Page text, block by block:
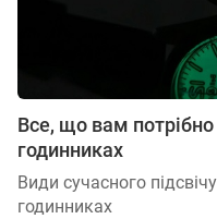
Все, що вам потрібно
годинниках
Види сучасного
годинниках